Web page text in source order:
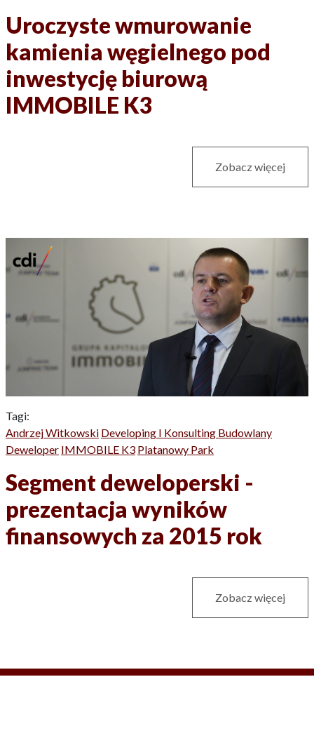
Uroczyste wmurowanie
kamienia węgielnego pod
inwestycję biurową
IMMOBILE K3
Zobacz więcej
Tagi:
Andrzej Witkowski Developing I Konsulting Budowlany
Deweloper IMMOBILE K3 Platanowy Park
Segment deweloperski -
prezentacja wyników
finansowych za 2015 rok
Zobacz więcej